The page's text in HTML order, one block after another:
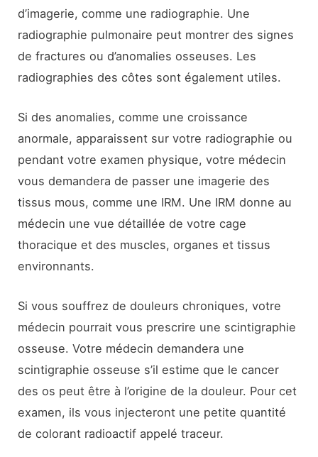
d’imagerie, comme une radiographie. Une
radiographie pulmonaire peut montrer des signes
de fractures ou d’anomalies osseuses. Les
radiographies des côtes sont également utiles.
Si des anomalies, comme une croissance
anormale, apparaissent sur votre radiographie ou
pendant votre examen physique, votre médecin
vous demandera de passer une imagerie des
tissus mous, comme une IRM. Une IRM donne au
médecin une vue détaillée de votre cage
thoracique et des muscles, organes et tissus
environnants.
Si vous souffrez de douleurs chroniques, votre
médecin pourrait vous prescrire une scintigraphie
osseuse. Votre médecin demandera une
scintigraphie osseuse s’il estime que le cancer
des os peut être à l’origine de la douleur. Pour cet
examen, ils vous injecteront une petite quantité
de colorant radioactif appelé traceur.